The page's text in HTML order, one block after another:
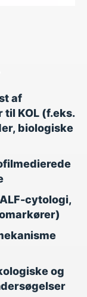
af
KOL (f.eks.
biologiske
cytologi,
og